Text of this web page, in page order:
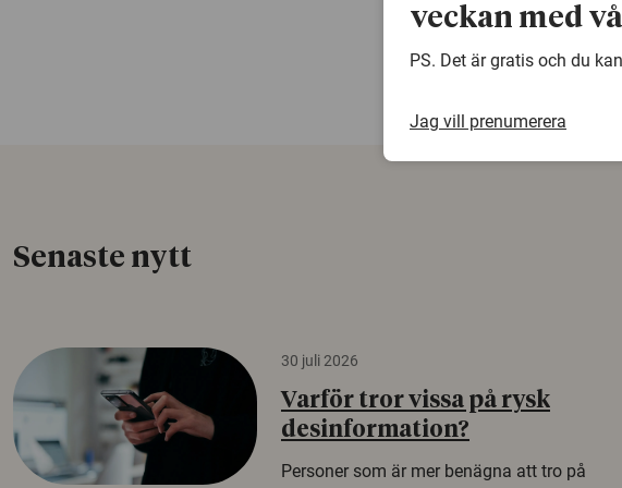
Senaste nytt
30 juli 2026
Varför tror vissa på rysk
desinformation?
Personer som är mer benägna att tro på
veckan med
PS. Det är gratis och du
Jag vill prenumerera